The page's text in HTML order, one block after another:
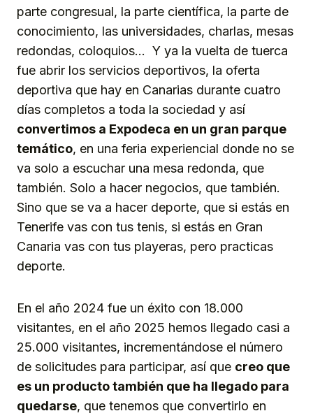
parte congresual, la parte científica, la parte de
conocimiento, las universidades, charlas, mesas
redondas, coloquios… Y ya la vuelta de tuerca
fue abrir los servicios deportivos, la oferta
deportiva que hay en Canarias durante cuatro
días completos a toda la sociedad y así
convertimos a Expodeca en un gran parque
temático, en una feria experiencial donde no se
va solo a escuchar una mesa redonda, que
también. Solo a hacer negocios, que también.
Sino que se va a hacer deporte, que si estás en
Tenerife vas con tus tenis, si estás en Gran
Canaria vas con tus playeras, pero practicas
deporte.
En el año 2024 fue un éxito con 18.000
visitantes, en el año 2025 hemos llegado casi a
25.000 visitantes, incrementándose el número
de solicitudes para participar, así que creo que
es un producto también que ha llegado para
quedarse, que tenemos que convertirlo en